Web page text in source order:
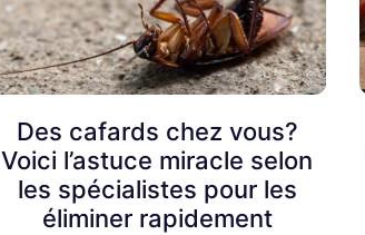
Des cafards chez vous?
Voici l’astuce miracle selon
les spécialistes pour les
éliminer rapidement